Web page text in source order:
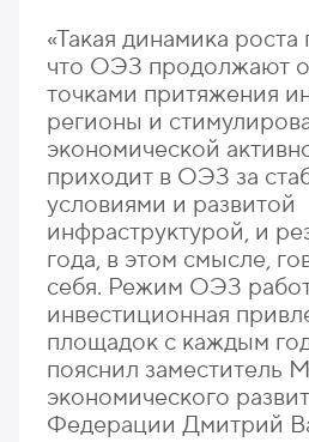
«Такая динамика
что ОЭЗ продолжают
точками притяжения
регионы и
экономической
приходит в ОЭЗ за
условиями и развитой
инфраструктурой, и
года, в этом смысле,
себя. Режим ОЭЗ
инвестиционная
площадок с каждым
пояснил заместитель
экономического
Федерации Дмитрий